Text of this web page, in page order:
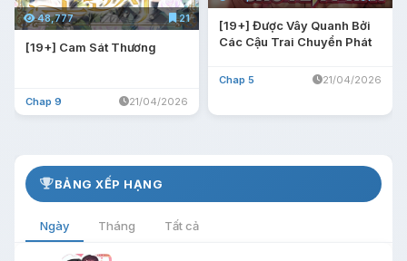
48,777 21
[19+] Cam Sát Thương
Chap 9 21/04/2026
[19+] Được Vây Quanh Bởi
Các Cậu Trai Chuyển Phát
Chap 5 21/04/2026
BẢNG XẾP HẠNG
Ngày Tháng Tất cả